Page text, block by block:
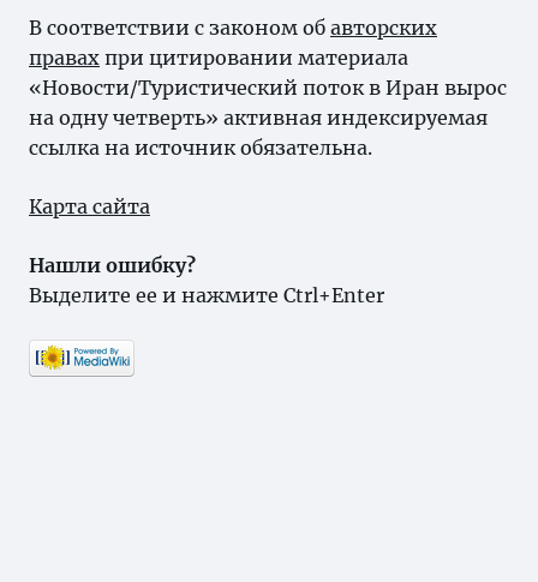
В соответствии с законом об авторских
правах при цитировании материала
«Новости/Туристический поток в Иран вырос
на одну четверть» активная индексируемая
ссылка на источник обязательна.
Карта сайта
Нашли ошибку?
Выделите ее и нажмите Ctrl+Enter